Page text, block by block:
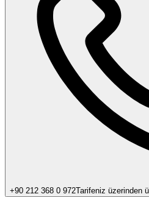
+90 212 368 0 972Tarifeniz üzerinden